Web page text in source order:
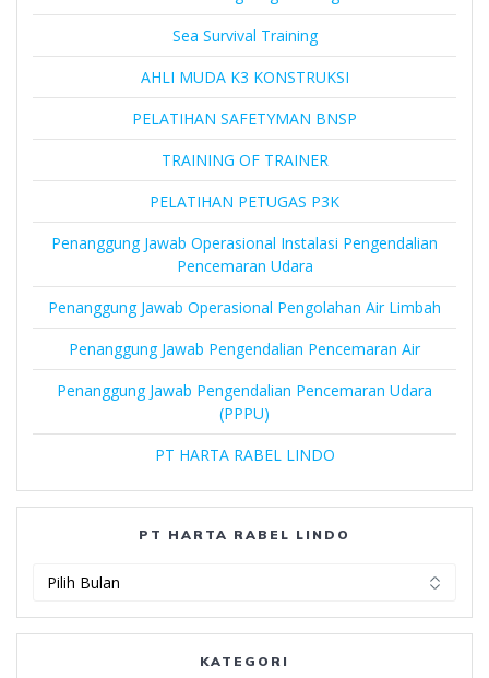
Sea Survival Training
AHLI MUDA K3 KONSTRUKSI
PELATIHAN SAFETYMAN BNSP
TRAINING OF TRAINER
PELATIHAN PETUGAS P3K
Penanggung Jawab Operasional Instalasi Pengendalian
Pencemaran Udara
Penanggung Jawab Operasional Pengolahan Air Limbah
Penanggung Jawab Pengendalian Pencemaran Air
Penanggung Jawab Pengendalian Pencemaran Udara
(PPPU)
PT HARTA RABEL LINDO
PT HARTA RABEL LINDO
Rabel
KATEGORI